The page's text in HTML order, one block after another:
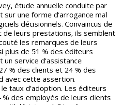
une forme d’arrogance mal
décisionnels. Convaincus de
de leurs prestations, ils semblent
les remarques de leurs
plus de 51 % des éditeurs
service d’assistance
% des clients et 24 % des
avec cette assertion.
taux d’adoption. Les éditeurs
des employés de leurs clients